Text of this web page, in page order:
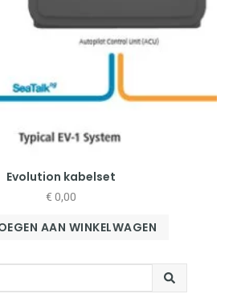
Evolution kabelset
€ 0,00
AAN WINKELWAGEN